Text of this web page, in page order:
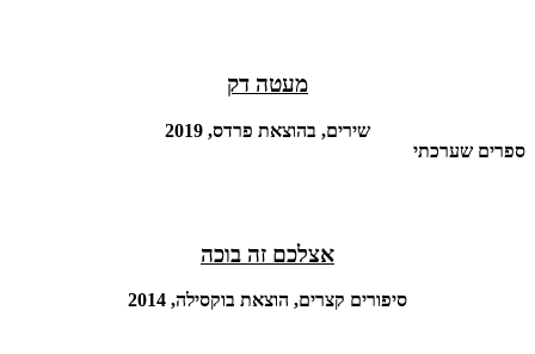
מעטה דק
שירים, בהוצאת פרדס, 2019
ספרים שערכתי
אצלכם זה בוכה
סיפורים קצרים, הוצאת בוקסילה, 2014